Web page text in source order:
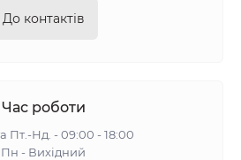
До контактів
Час роботи
Пт.-Нд. - 09:00 - 18:00
Пн - Вихідний